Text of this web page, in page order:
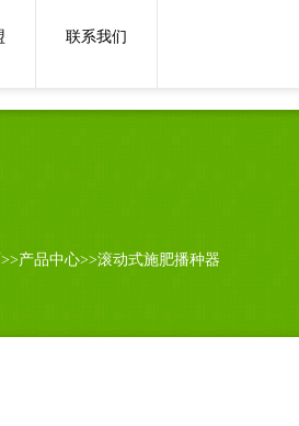
在线沟通:
联系我们
>>产品中心>>滚动式施肥播种器